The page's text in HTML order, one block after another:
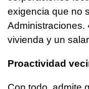
exigencia que no
Administraciones.
vivienda y un
Proactividad